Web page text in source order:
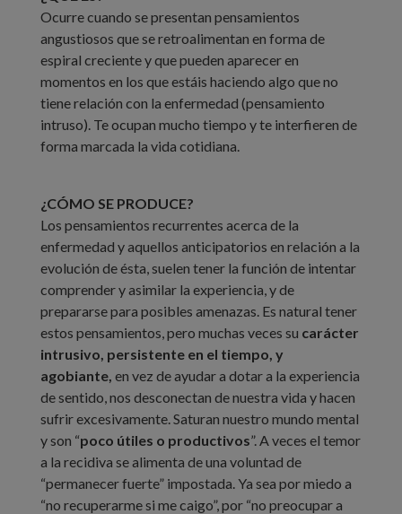
Ocurre cuando se presentan pensamientos
angustiosos que se retroalimentan en forma de
espiral creciente y que pueden aparecer en
momentos en los que estáis haciendo algo que no
tiene relación con la enfermedad (pensamiento
intruso). Te ocupan mucho tiempo y te interfieren de
forma marcada la vida cotidiana.
¿CÓMO SE PRODUCE?
Los pensamientos recurrentes acerca de la
enfermedad y aquellos anticipatorios en relación a la
evolución de ésta, suelen tener la función de intentar
comprender y asimilar la experiencia, y de
prepararse para posibles amenazas. Es natural tener
estos pensamientos, pero muchas veces su carácter
intrusivo, persistente en el tiempo, y
agobiante, en vez de ayudar a dotar a la experiencia
de sentido, nos desconectan de nuestra vida y hacen
sufrir excesivamente. Saturan nuestro mundo mental
y son “poco útiles o productivos”. A veces el temor
a la recidiva se alimenta de una voluntad de
“permanecer fuerte” impostada. Ya sea por miedo a
“no recuperarme si me caigo”, por “no preocupar a